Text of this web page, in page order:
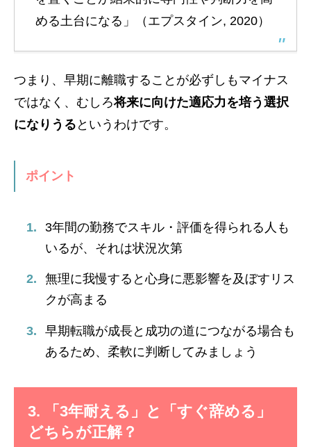
める土台になる」（エプスタイン, 2020）
つまり、早期に離職することが必ずしもマイナス
ではなく、むしろ将来に向けた適応力を培う選択
になりうる というわけです。
ポイント
3年間の勤務でスキル・評価を得られる人も
いるが、それは状況次第
無理に我慢すると心身に悪影響を及ぼすリス
クが高まる
早期転職が成長と成功の道につながる場合も
あるため、柔軟に判断してみましょう
3. 「3年耐える」と「すぐ辞める」
どちらが正解？